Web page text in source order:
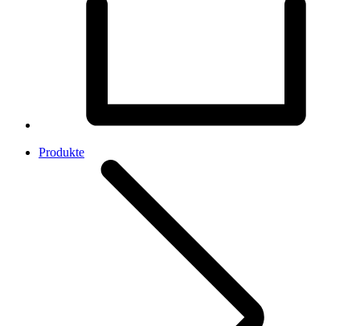
Produkte